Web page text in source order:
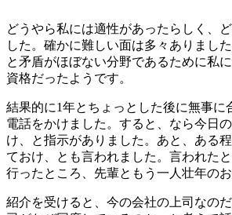
どうやら私には適性があったらしく、
した。確かに難しい面は多々ありました
と矛盾がほぼない分野であるために私
資格だったようです。
結果的に1年とちょっとした後に無事に
電話をかけました。すると、なら今日
け、と指示がありました。あと、ある
ておけ、とも言われました。言われた
行ったところ、先輩ともう一人壮年の
紹介を受けると、今の会社の上司 なの